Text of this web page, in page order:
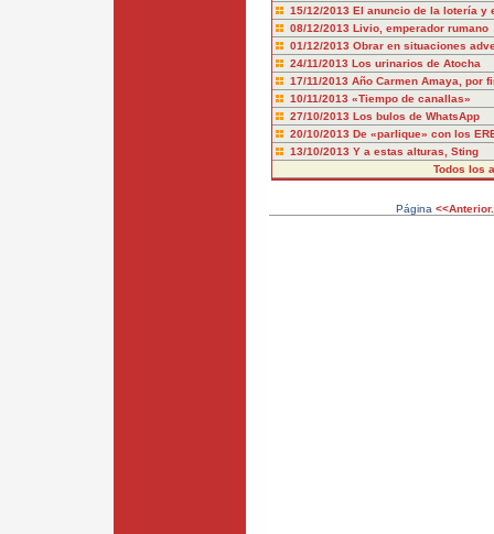
15/12/2013 El anuncio de la lotería y
08/12/2013 Livio, emperador rumano
01/12/2013 Obrar en situaciones
24/11/2013 Los urinarios de Atocha
17/11/2013 Año Carmen Amaya, por
10/11/2013 «Tiempo de canallas»
27/10/2013 Los bulos de WhatsApp
20/10/2013 De «parlique» con los
13/10/2013 Y a estas alturas, Sting
Todos los
Página